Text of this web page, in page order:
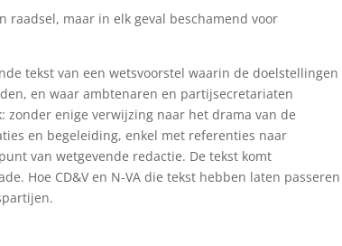
raadsel, maar in elk geval beschamend voor
tekst van een wetsvoorstel waarin de doelstellingen
en waar ambtenaren en partijsecretariaten
zonder enige verwijzing naar het drama van de
en begeleiding, enkel met referenties naar
van wetgevende redactie. De tekst komt
Hoe CD&V en N-VA die tekst hebben laten passeren